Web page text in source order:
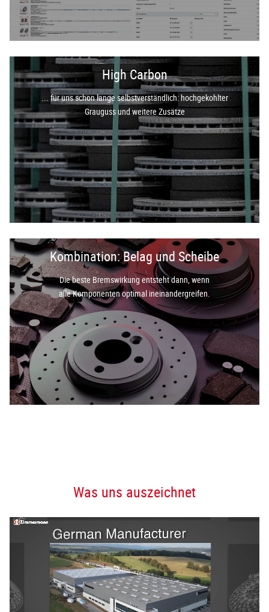
High Carbon
... für uns schon lange selbstverständlich: hochgekohlter
Grauguss und weitere Zusätze
Kombination: Belag und Scheibe
Die beste Bremswirkung entsteht dann, wenn
alle Komponenten optimal ineinandergreifen.
Was uns auszeichnet